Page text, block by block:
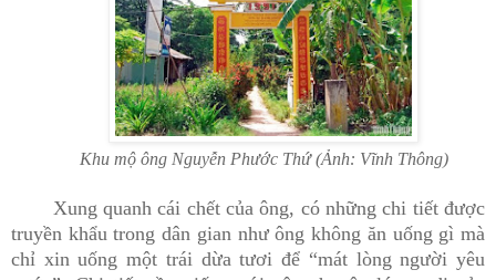
Khu mộ ông Nguyễn Phước Thứ (Ảnh: Vĩnh Thông)
Xung quanh cái chết của ông, có những chi tiết được
truyền khẩu trong dân gian như ông không ăn uống gì mà
chỉ xin uống một trái dừa tươi để “mát lòng người yêu